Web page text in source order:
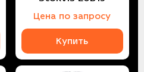
Цена по запросу
Купить